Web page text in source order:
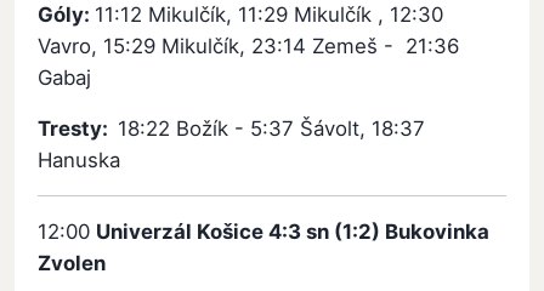
Góly: 11:12 Mikulčík, 11:29 Mikulčík , 12:30
Vavro, 15:29 Mikulčík, 23:14 Zemeš - 21:36
Gabaj
Tresty: 18:22 Božík - 5:37 Šávolt, 18:37
Hanuska
12:00 Univerzál Košice 4:3 sn (1:2) Bukovinka
Zvolen